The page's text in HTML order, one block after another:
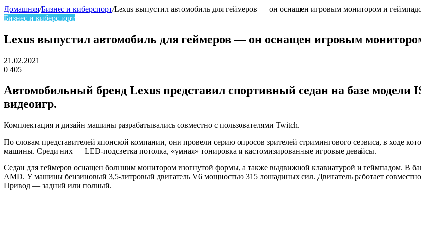
skin
Домашняя/Бизнес и киберспорт/Lexus выпустил автомобиль для геймеров — он оснащен игровым монитором и
Бизнес и киберспорт
Lexus выпустил автомобиль для геймеров — он оснащен игровым
21.02.2021
0 405
Автомобильный бренд Lexus представил спортивный седан на базе модели
видеоигр.
Комплектация и дизайн машины разрабатывались совместно с пользователями Twitch.
По словам представителей японской компании, они провели серию опросов зрителей стримингового сервиса, в ходе
машины. Среди них — LED-подсветка потолка, «умная» тонировка и кастомизированные игровые девайсы.
Седан для геймеров оснащен большим монитором изогнутой формы, а также выдвижной клавиатурой и геймпадом. В
AMD. У машины бензиновый 3,5-литровый двигатель V6 мощностью 315 лошадиных сил. Двигатель работает совместно
Привод — задний или полный.